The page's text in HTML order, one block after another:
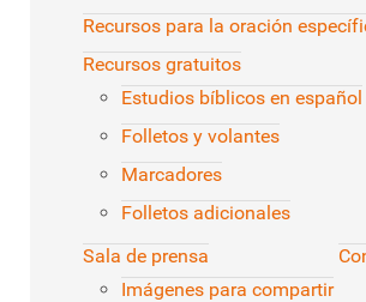
Recursos para la oración
Recursos gratuitos
Estudios bíblicos en español
Folletos y volantes
Marcadores
Folletos adicionales
Sala de prensa
Imágenes para compartir